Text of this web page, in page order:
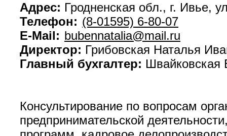
Адрес: Гродненская обл., г. Ивье,
Телефон: (8-01595) 6-80-07
E-Mail: bubennatalia@mail.ru
Директор: Грибовская Наталья
Главный бухгалтер: Швайковская
Консультирование по вопросам
предпринимательской